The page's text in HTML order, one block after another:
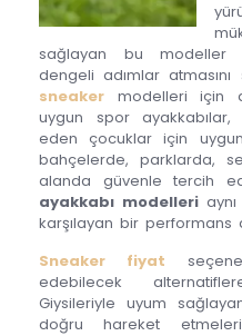
sağlayan bu modeller
dengeli adımlar atmasını
sneaker modelleri için
uygun spor
eden çocuklar için
bahçelerde, parklarda,
alanda güvenle tercih
ayakkabı modelleri
karşılayan bir performans
Sneaker fiyat
edebilecek
Giysileriyle uyum
doğru hareket